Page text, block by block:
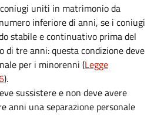
uniti in matrimonio da
inferiore di anni, se i coniugi
stabile e continuativo prima del
di tre anni: questa condizione deve
per i minorenni (Legge
).
sussistere e non deve avere
anni una separazione personale